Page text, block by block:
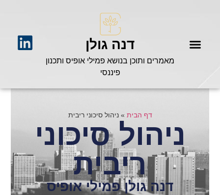
דנה גולן
מאמרים ותוכן בנושא פמילי אופיס ותכנון
פיננסי
דף הבית »ניהול סיכוני ריבית
ניהול סיכוני
ריבית
דנה גולן פמילי אופיס